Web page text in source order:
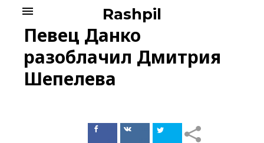
content
Rashpil
menu
Певец Данко
разоблачил Дмитрия
Шепелева
ПоделитьсяПоделиться